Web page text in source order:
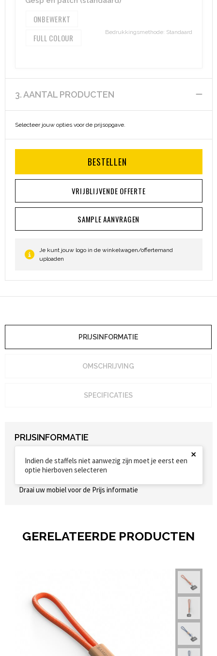
ONBEWERKT
FULL COLOUR
Bedrukkingsmethode: Standaard
3. AANTAL PRODUCTEN
Selecteer jouw opties voor de prijsopgave.
BESTELLEN
VRIJBLIJVENDE OFFERTE
SAMPLE AANVRAGEN
Je kunt jouw logo in de winkelwagen/offertemand
uploaden
PRIJSINFORMATIE
OMSCHRIJVING
SPECIFICATIES
PRIJSINFORMATIE
Indien de staffels niet aanwezig zijn moet je eerst een
optie hierboven selecteren
×
Draai uw mobiel voor de Prijs informatie
GERELATEERDE PRODUCTEN